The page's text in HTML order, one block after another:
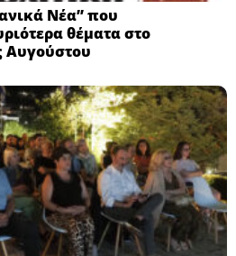
Νέα” που
θέματα στο
Αυγούστου